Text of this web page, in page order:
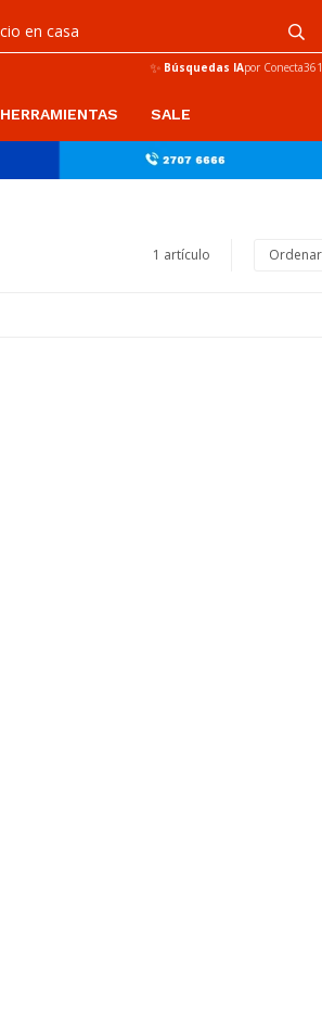
HERRAMIENTAS SALE
✨ Búsquedas IApor Conecta361
1 artículo